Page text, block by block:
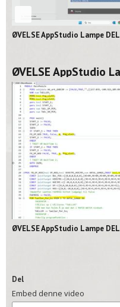
ØVELSE AppStudio Lampe
ØVELSE AppStudio
ØVELSE AppStudio Lampe
Del
Embed denne video